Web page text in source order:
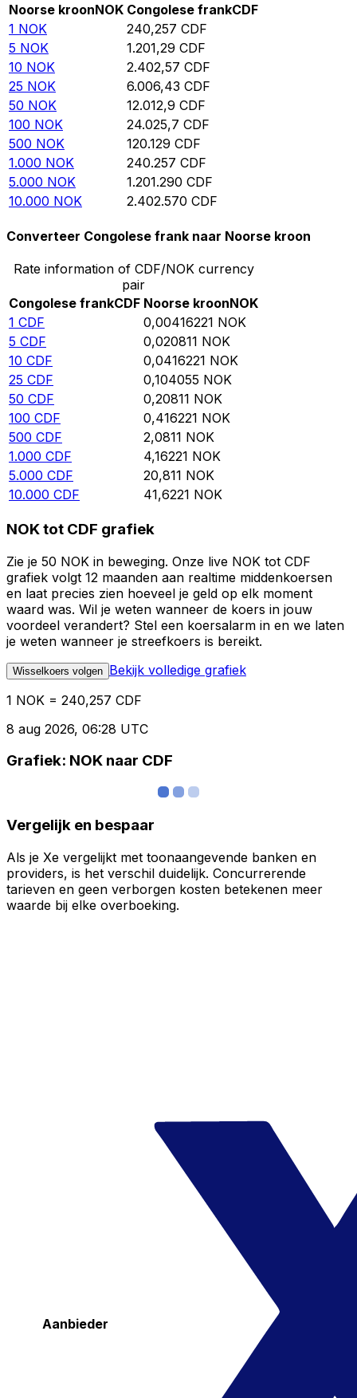
Noorse kroonNOK Congolese frankCDF
1 NOK 240,257 CDF
5 NOK 1.201,29 CDF
10 NOK 2.402,57 CDF
25 NOK 6.006,43 CDF
50 NOK 12.012,9 CDF
100 NOK 24.025,7 CDF
500 NOK 120.129 CDF
1.000 NOK 240.257 CDF
5.000 NOK 1.201.290 CDF
10.000 NOK 2.402.570 CDF
Converteer Congolese frank naar Noorse kroon
Rate information of CDF/NOK currency
pair
Congolese frankCDF Noorse kroonNOK
1 CDF 0,00416221 NOK
5 CDF 0,020811 NOK
10 CDF 0,0416221 NOK
25 CDF 0,104055 NOK
50 CDF 0,20811 NOK
100 CDF 0,416221 NOK
500 CDF 2,0811 NOK
1.000 CDF 4,16221 NOK
5.000 CDF 20,811 NOK
10.000 CDF 41,6221 NOK
NOK tot CDF grafiek
Zie je 50 NOK in beweging. Onze live NOK tot CDF
grafiek volgt 12 maanden aan realtime middenkoersen
en laat precies zien hoeveel je geld op elk moment
waard was. Wil je weten wanneer de koers in jouw
voordeel verandert? Stel een koersalarm in en we laten
je weten wanneer je streefkoers is bereikt.
Wisselkoers volgen Bekijk volledige grafiek
1 NOK = 240,257 CDF
8 aug 2026, 06:28 UTC
Grafiek: NOK naar CDF
Vergelijk en bespaar
Als je Xe vergelijkt met toonaangevende banken en
providers, is het verschil duidelijk. Concurrerende
tarieven en geen verborgen kosten betekenen meer
waarde bij elke overboeking.
Aanbieder